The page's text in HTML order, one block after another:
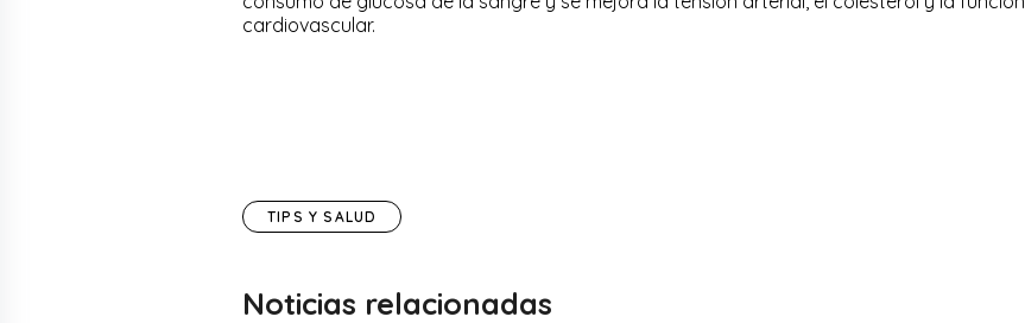
cardiovascular.
TIPS Y SALUD
Noticias relacionadas